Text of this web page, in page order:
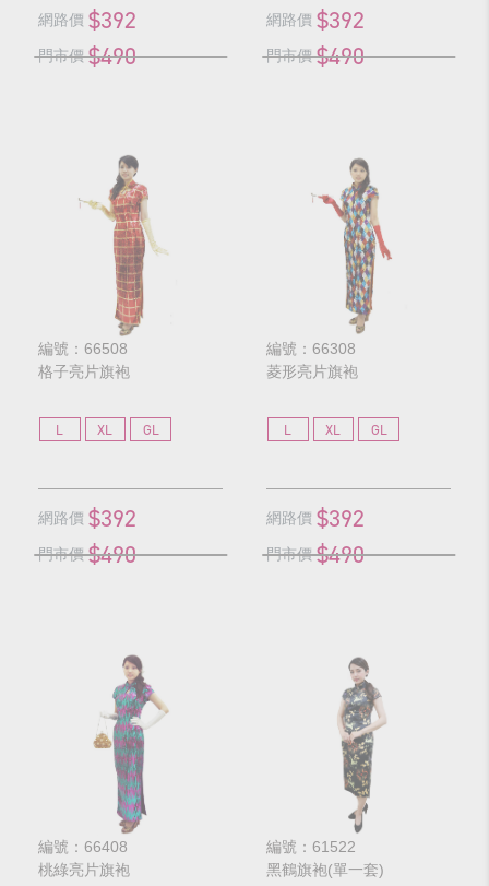
網路價 $392
門市價 $490
網路價 $392
門市價 $490
編號：66508
格子亮片旗袍
L XL GL
網路價 $392
門市價 $490
編號：66308
菱形亮片旗袍
L XL GL
網路價 $392
門市價 $490
編號：66408
桃綠亮片旗袍
編號：61522
黑鶴旗袍(單一套)